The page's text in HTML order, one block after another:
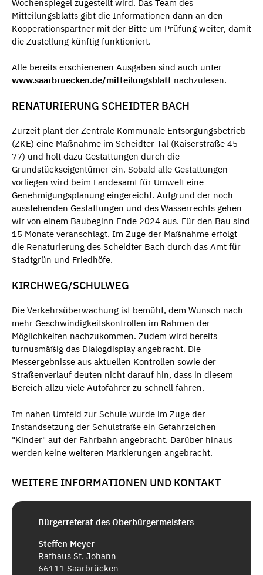
Wochenspiegel zugestellt wird. Das Team des
Mitteilungsblatts gibt die Informationen dann an den
Kooperationspartner mit der Bitte um Prüfung weiter, damit
die Zustellung künftig funktioniert.
Alle bereits erschienenen Ausgaben sind auch unter
www.saarbruecken.de/mitteilungsblatt nachzulesen.
RENATURIERUNG SCHEIDTER BACH
Zurzeit plant der Zentrale Kommunale Entsorgungsbetrieb
(ZKE) eine Maßnahme im Scheidter Tal (Kaiserstraße 45-
77) und holt dazu Gestattungen durch die
Grundstückseigentümer ein. Sobald alle Gestattungen
vorliegen wird beim Landesamt für Umwelt eine
Genehmigungsplanung eingereicht. Aufgrund der noch
ausstehenden Gestattungen und des Wasserrechts gehen
wir von einem Baubeginn Ende 2024 aus. Für den Bau sind
15 Monate veranschlagt. Im Zuge der Maßnahme erfolgt
die Renaturierung des Scheidter Bach durch das Amt für
Stadtgrün und Friedhöfe.
KIRCHWEG/SCHULWEG
Die Verkehrsüberwachung ist bemüht, dem Wunsch nach
mehr Geschwindigkeitskontrollen im Rahmen der
Möglichkeiten nachzukommen. Zudem wird bereits
turnusmäßig das Dialogdisplay angebracht. Die
Messergebnisse aus aktuellen Kontrollen sowie der
Straßenverlauf deuten nicht darauf hin, dass in diesem
Bereich allzu viele Autofahrer zu schnell fahren.
Im nahen Umfeld zur Schule wurde im Zuge der
Instandsetzung der Schulstraße ein Gefahrzeichen
"Kinder" auf der Fahrbahn angebracht. Darüber hinaus
werden keine weiteren Markierungen angebracht.
WEITERE INFORMATIONEN UND KONTAKT
Bürgerreferat des Oberbürgermeisters
Steffen Meyer
Rathaus St. Johann
66111 Saarbrücken